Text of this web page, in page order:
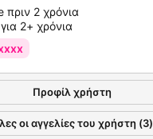
πριν 2 χρόνια
2+ χρόνια
Προφίλ χρήστη
οι αγγελίες του χρήστη (3)